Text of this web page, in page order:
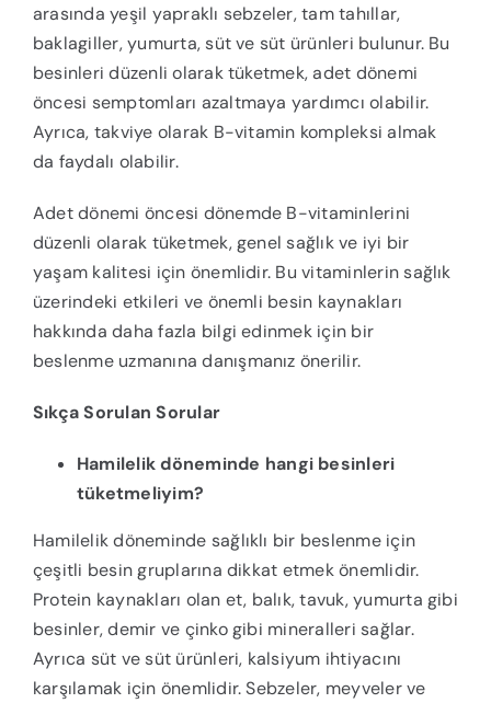
arasında yeşil yapraklı sebzeler, tam tahıllar,
baklagiller, yumurta, süt ve süt ürünleri bulunur. Bu
besinleri düzenli olarak tüketmek, adet dönemi
öncesi semptomları azaltmaya yardımcı olabilir.
Ayrıca, takviye olarak B-vitamin kompleksi almak
da faydalı olabilir.
Adet dönemi öncesi dönemde B-vitaminlerini
düzenli olarak tüketmek, genel sağlık ve iyi bir
yaşam kalitesi için önemlidir. Bu vitaminlerin sağlık
üzerindeki etkileri ve önemli besin kaynakları
hakkında daha fazla bilgi edinmek için bir
beslenme uzmanına danışmanız önerilir.
Sıkça Sorulan Sorular
Hamilelik döneminde hangi besinleri
tüketmeliyim?
Hamilelik döneminde sağlıklı bir beslenme için
çeşitli besin gruplarına dikkat etmek önemlidir.
Protein kaynakları olan et, balık, tavuk, yumurta gibi
besinler, demir ve çinko gibi mineralleri sağlar.
Ayrıca süt ve süt ürünleri, kalsiyum ihtiyacını
karşılamak için önemlidir. Sebzeler, meyveler ve